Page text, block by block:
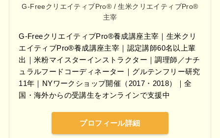
G-FreeクリエイティブPro® / 生米クリエイティブPro®
主宰
G-FreeクリエイティブPro®養成講座主宰｜生米クリ
エイティブPro®養成講座主宰｜認定講師60名以上輩
出｜米粉マイスターインストラクター｜調理師／ナチ
ュラルフードコーディネーター｜グルテンフリー研究
11年｜NYワークショップ開催（2017・2018）｜全
国・海外からの受講生をオンラインで支援中
プロフィール詳細